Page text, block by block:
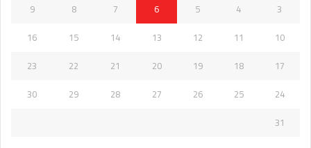
3
4
5
6
7
8
9
10
11
12
13
14
15
16
17
18
19
20
21
22
23
24
25
26
27
28
29
30
31